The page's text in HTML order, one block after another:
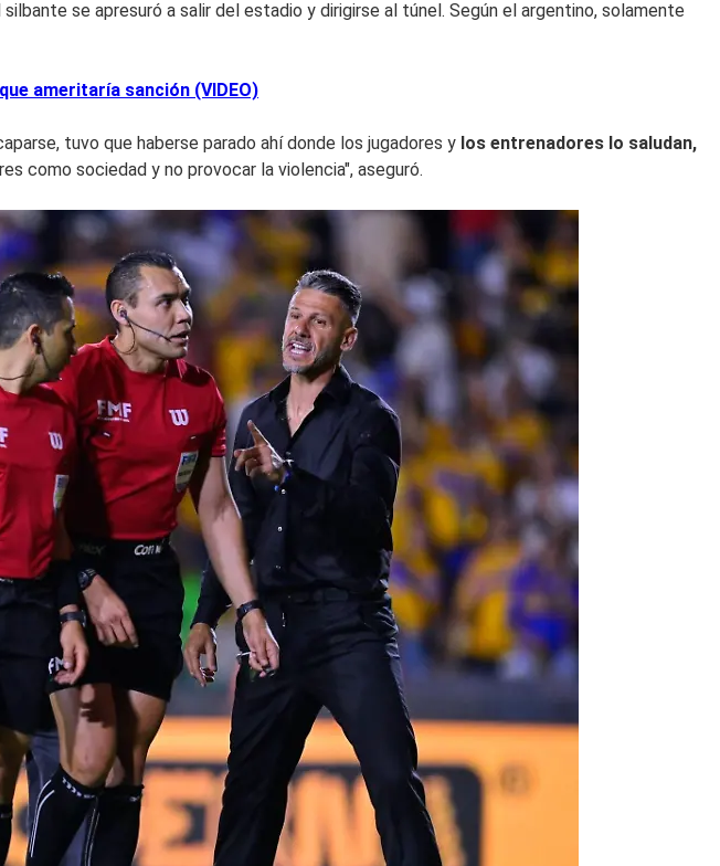
silbante se apresuró a salir del estadio y dirigirse al túnel. Según el argentino, solamente
ameritaría sanción (VIDEO)
tuvo que haberse parado ahí donde los jugadores y los entrenadores lo saludan,
como sociedad y no provocar la violencia", aseguró.